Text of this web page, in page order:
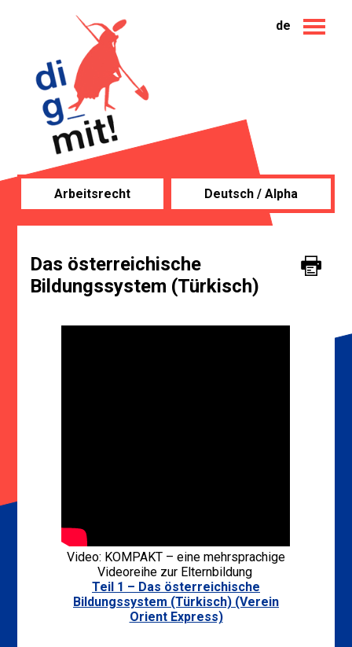
de
Arbeitsrecht Deutsch / Alpha
Das österreichische
Bildungssystem (Türkisch)
Video: KOMPAKT – eine mehrsprachige
Videoreihe zur Elternbildung
Teil 1 – Das österreichische
Bildungssystem (Türkisch) (Verein
Orient Express)